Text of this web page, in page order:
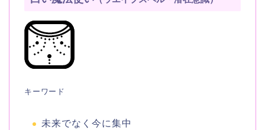
キーワード
未来でなく今に集中